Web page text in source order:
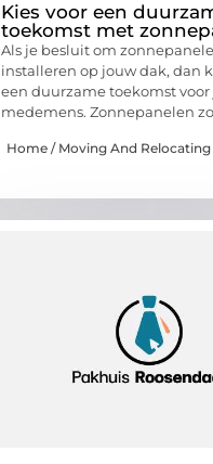
Kies voor een
toekomst met
Als je besluit om
installeren op jouw dak, dan
een duurzame toekomst voor
medemens. Zonnepanelen
Home / Moving And Relocating